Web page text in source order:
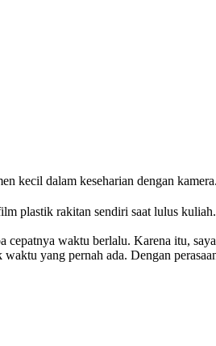
kecil dalam keseharian dengan kamera.
plastik rakitan sendiri saat lulus kuliah.
cepatnya waktu berlalu. Karena itu,
yang pernah ada. Dengan